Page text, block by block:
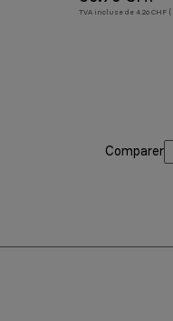
TVA incluse de 4.26 CHF (
Comparer